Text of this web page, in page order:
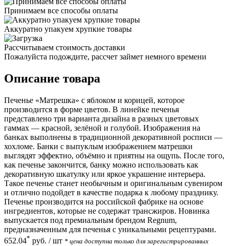
Принимаем все способы оплаты
Аккуратно упакуем хрупкие товары
Рассчитываем стоимость доставки
Пожалуйста подождите, рассчет займет немного времени
Описание товара
Печенье «Матрешка» с яблоком и корицей, которое
производится в форме цветов. В линейке печенья
представлено три варианта дизайна в разных цветовых
гаммах — красной, зелёной и голубой. Изображения на
банках выполнены в традиционной декоративной росписи —
хохломе. Банки с выпуклым изображением матрешки
выглядят эффектно, объёмно и приятны на ощупь. После того,
как печенье закончится, банку можно использовать как
декоративную шкатулку или яркое украшение интерьера.
Такое печенье станет необычным и оригинальным сувениром
и отлично подойдет в качестве подарка к любому празднику.
Печенье производится на российской фабрике на основе
ингредиентов, которые не содержат трансжиров. Новинка
выпускается под премиальным брендом Regnum,
предназначенным для печенья с уникальными рецептурами.
652.04* руб. / шт * цена доступна только для зарегистрированных